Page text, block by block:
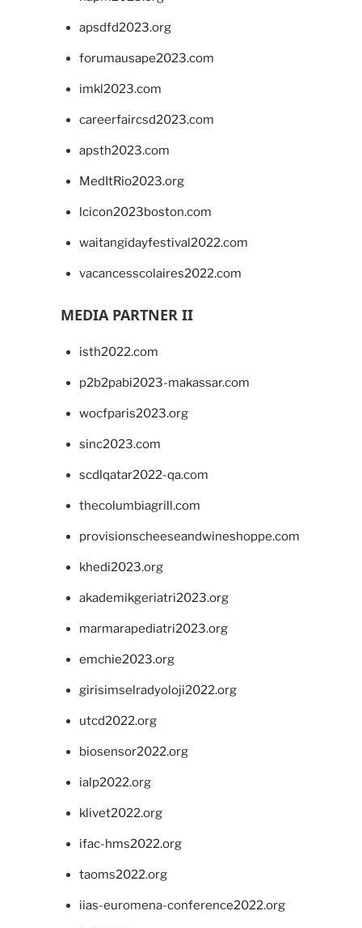
apsdfd2023.org
forumausape2023.com
imkl2023.com
careerfaircsd2023.com
apsth2023.com
MedItRio2023.org
lcicon2023boston.com
waitangidayfestival2022.com
vacancesscolaires2022.com
MEDIA PARTNER II
isth2022.com
p2b2pabi2023-makassar.com
wocfparis2023.org
sinc2023.com
scdlqatar2022-qa.com
thecolumbiagrill.com
provisionscheeseandwineshoppe.com
khedi2023.org
akademikgeriatri2023.org
marmarapediatri2023.org
emchie2023.org
girisimselradyoloji2022.org
utcd2022.org
biosensor2022.org
ialp2022.org
klivet2022.org
ifac-hms2022.org
taoms2022.org
iias-euromena-conference2022.org